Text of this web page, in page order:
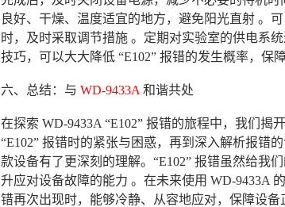
良好、干燥、温度适宜的地方，避免阳光直射 。
时，及时采取调节措施 。定期对实验室的供电系
技巧，可以大大降低 “E102” 报错的发生概率，保
六、总结：与 WD-9433A 和谐共处
在探索 WD-9433A “E102” 报错的旅程中，我们
“E102” 报错时的紧张与困惑，再到深入解析报错
款设备有了更深刻的理解。“E102” 报错虽然给我
升应对设备故障的能力 。在未来使用 WD-9433A
错再次出现时，能够冷静、从容地应对，保障设